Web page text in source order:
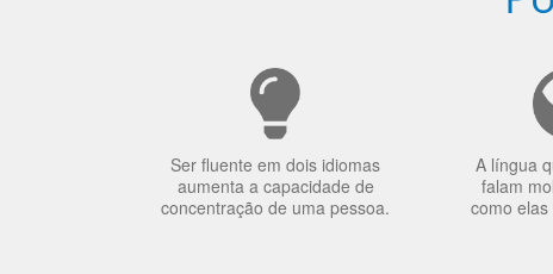
Ser fluente em dois idiomas
aumenta a capacidade de
concentração de uma pessoa.
A língua
falam
como